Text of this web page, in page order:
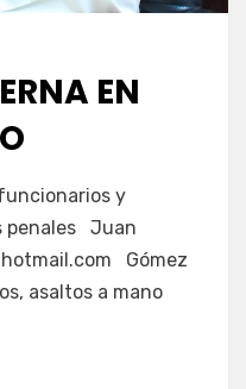
EN
y
penales Juan
Gómez
asaltos a mano